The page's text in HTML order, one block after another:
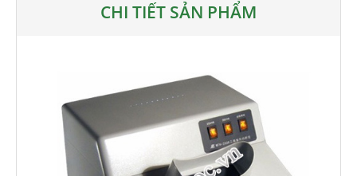
CHI TIẾT SẢN PHẨM